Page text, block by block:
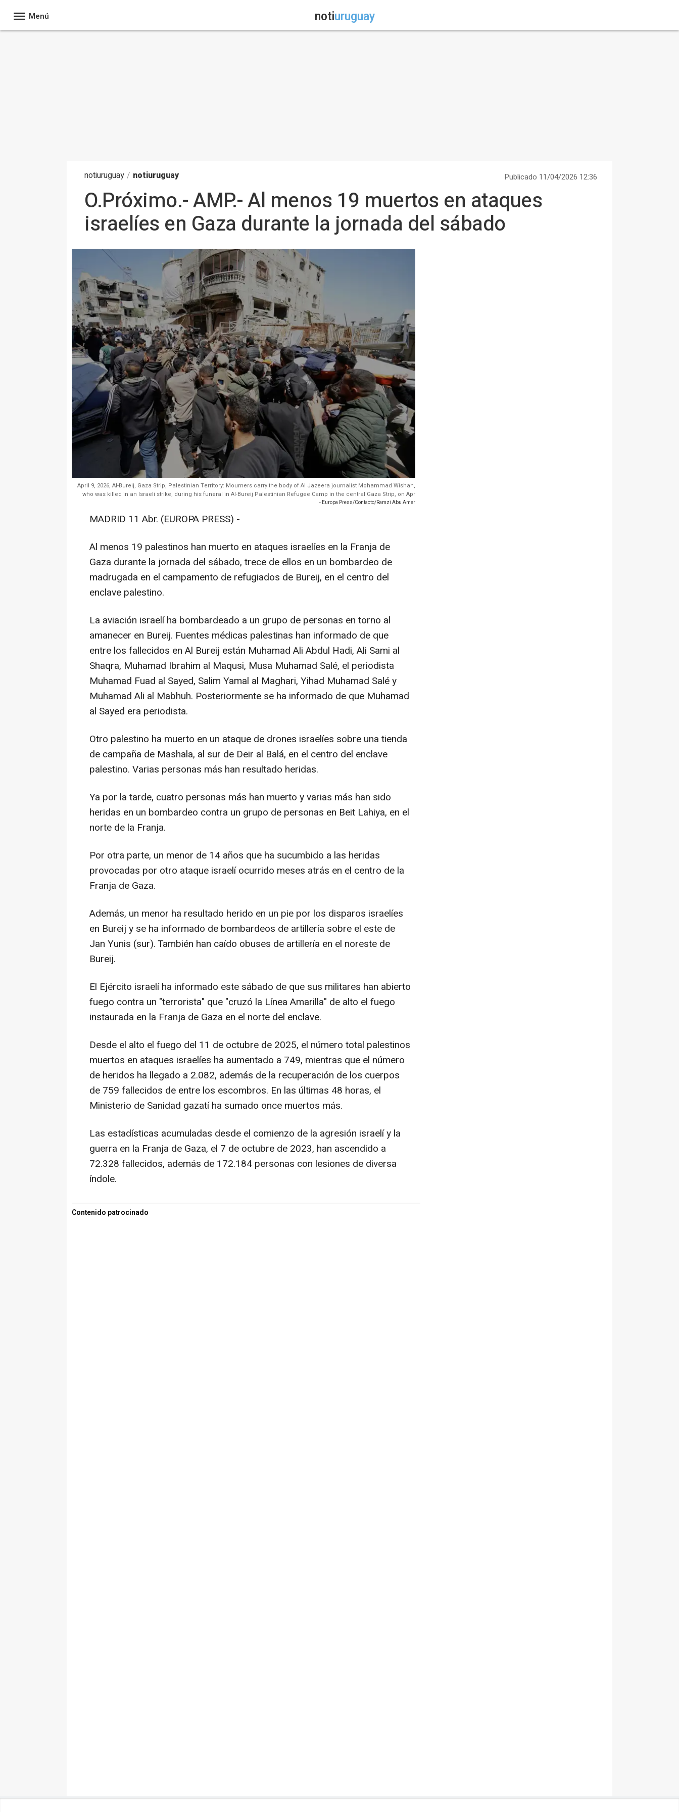
Menú notiuruguay
notiuruguay / notiuruguay Publicado 11/04/2026 12:36
O.Próximo.- AMP.- Al menos 19 muertos en ataques
israelíes en Gaza durante la jornada del sábado
April 9, 2026, Al-Bureij, Gaza Strip, Palestinian Territory: Mourners carry the body of Al Jazeera journalist Mohammad Wishah,
who was killed in an Israeli strike, during his funeral in Al-Bureij Palestinian Refugee Camp in the central Gaza Strip, on Apr
- Europa Press/Contacto/Ramzi Abu Amer
MADRID 11 Abr. (EUROPA PRESS) -
Al menos 19 palestinos han muerto en ataques israelíes en la Franja de
Gaza durante la jornada del sábado, trece de ellos en un bombardeo de
madrugada en el campamento de refugiados de Bureij, en el centro del
enclave palestino.
La aviación israelí ha bombardeado a un grupo de personas en torno al
amanecer en Bureij. Fuentes médicas palestinas han informado de que
entre los fallecidos en Al Bureij están Muhamad Ali Abdul Hadi, Ali Sami al
Shaqra, Muhamad Ibrahim al Maqusi, Musa Muhamad Salé, el periodista
Muhamad Fuad al Sayed, Salim Yamal al Maghari, Yihad Muhamad Salé y
Muhamad Ali al Mabhuh. Posteriormente se ha informado de que Muhamad
al Sayed era periodista.
Otro palestino ha muerto en un ataque de drones israelíes sobre una tienda
de campaña de Mashala, al sur de Deir al Balá, en el centro del enclave
palestino. Varias personas más han resultado heridas.
Ya por la tarde, cuatro personas más han muerto y varias más han sido
heridas en un bombardeo contra un grupo de personas en Beit Lahiya, en el
norte de la Franja.
Por otra parte, un menor de 14 años que ha sucumbido a las heridas
provocadas por otro ataque israelí ocurrido meses atrás en el centro de la
Franja de Gaza.
Además, un menor ha resultado herido en un pie por los disparos israelíes
en Bureij y se ha informado de bombardeos de artillería sobre el este de
Jan Yunis (sur). También han caído obuses de artillería en el noreste de
Bureij.
El Ejército israelí ha informado este sábado de que sus militares han abierto
fuego contra un "terrorista" que "cruzó la Línea Amarilla" de alto el fuego
instaurada en la Franja de Gaza en el norte del enclave.
Desde el alto el fuego del 11 de octubre de 2025, el número total palestinos
muertos en ataques israelíes ha aumentado a 749, mientras que el número
de heridos ha llegado a 2.082, además de la recuperación de los cuerpos
de 759 fallecidos de entre los escombros. En las últimas 48 horas, el
Ministerio de Sanidad gazatí ha sumado once muertos más.
Las estadísticas acumuladas desde el comienzo de la agresión israelí y la
guerra en la Franja de Gaza, el 7 de octubre de 2023, han ascendido a
72.328 fallecidos, además de 172.184 personas con lesiones de diversa
índole.
Contenido patrocinado